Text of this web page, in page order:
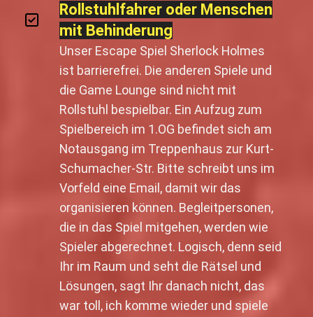
Rollstuhlfahrer oder Menschen
mit Behinderung
Unser Escape Spiel Sherlock Holmes
ist barrierefrei. Die anderen Spiele und
die Game Lounge sind nicht mit
Rollstuhl bespielbar. Ein Aufzug zum
Spielbereich im 1.OG befindet sich am
Notausgang im Treppenhaus zur Kurt-
Schumacher-Str. Bitte schreibt uns im
Vorfeld eine Email, damit wir das
organisieren können. Begleitpersonen,
die in das Spiel mitgehen, werden wie
Spieler abgerechnet. Logisch, denn seid
Ihr im Raum und seht die Rätsel und
Lösungen, sagt Ihr danach nicht, das
war toll, ich komme wieder und spiele